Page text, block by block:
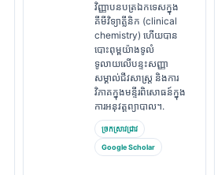
វិញ្ញាបនបត្រឯកទេសក្នុង
គីមីវិទ្យាគ្លីនិក (clinical
chemistry) ហើយបាន
បោះពុម្ពយ៉ាងទូលំ
ទូលាយលើបន្ទះសញ្ញា
សម្គាល់ជីវសាស្ត្រ និងការ
វិភាគក្នុងមន្ទីរពិសោធន៍ក្នុង
ការអនុវត្តព្យាបាល។.
ច្រកស្រាវជ្រាវ
Google Scholar